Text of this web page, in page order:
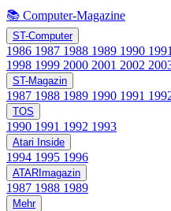
📚 Computer-Magazine
ST-Computer
1986 1987 1988 1989 1990 1991
1998 1999 2000 2001 2002
ST-Magazin
1987 1988 1989 1990 1991
TOS
1990 1991 1992 1993
Atari Inside
1994 1995 1996
ATARImagazin
1987 1988 1989
Mehr